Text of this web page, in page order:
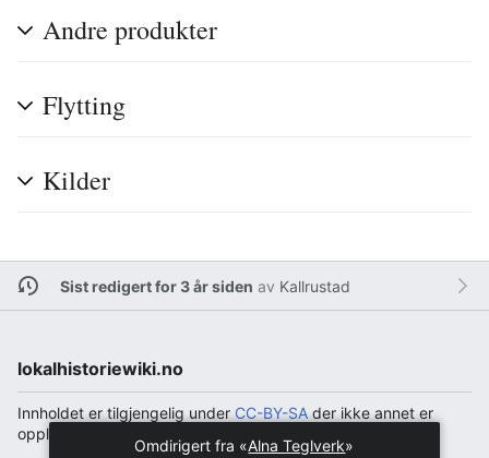
Andre produkter
Flytting
Kilder
Sist redigert for 3 år siden av Kallrustad
lokalhistoriewiki.no
Innholdet er tilgjengelig under CC-BY-SA der ikke annet er
opplyst.
Omdirigert fra «Alna Teglverk»